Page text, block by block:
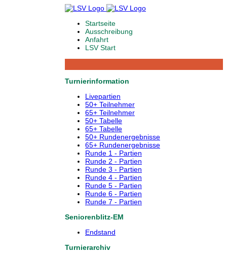
Startseite
Ausschreibung
Anfahrt
LSV Start
Turnierinformation
Livepartien
50+ Teilnehmer
65+ Teilnehmer
50+ Tabelle
65+ Tabelle
50+ Rundenergebnisse
65+ Rundenergebnisse
Runde 1 - Partien
Runde 2 - Partien
Runde 3 - Partien
Runde 4 - Partien
Runde 5 - Partien
Runde 6 - Partien
Runde 7 - Partien
Seniorenblitz-EM
Endstand
Turnierarchiv